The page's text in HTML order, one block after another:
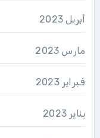
أبريل 2023
مارس 2023
فبراير 2023
يناير 2023